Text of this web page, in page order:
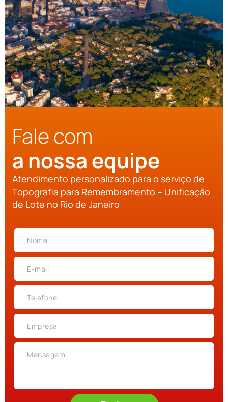
Fale com
a nossa equipe
Atendimento personalizado para o serviço de
Topografia para Remembramento – Unificação
de Lote no Rio de Janeiro